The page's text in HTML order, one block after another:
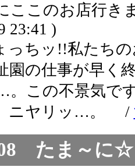
ここのお店行
23:41 )
っちッ!!私たち
園の仕事が早く
。この不景気
）ニヤリッ…。 /
08 たま～に